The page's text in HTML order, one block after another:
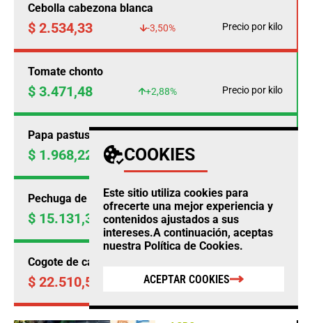
Cebolla cabezona blanca
$ 2.534,33 -3,50% Precio por kilo
Tomate chonto
$ 3.471,48 +2,88% Precio por kilo
Papa pastusa
$ 1.968,22 +1,22%
Pechuga de pollo
$ 15.131,38 +0,09% Precio por kilo
Cogote de carne de res
$ 22.510,50 -2,48% Precio por kilo
COOKIES
Este sitio utiliza cookies para
ofrecerte una mejor experiencia y
contenidos ajustados a sus
intereses.A continuación, aceptas
nuestra Política de Cookies.
ACEPTAR COOKIES